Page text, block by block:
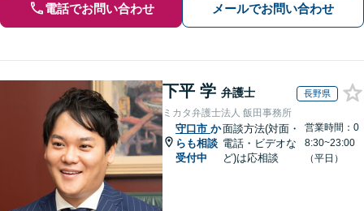
電話でお問い合わせ メールでお問い合わせ
下平 学 弁護士 長野県
ミカタ弁護士法人 飯田事務所
守口市 か
らも相談
受付中
面談方法(対面・
電話・ビデオな
ど)は応相談
営業時間：0
8:30~23:00
（平日）